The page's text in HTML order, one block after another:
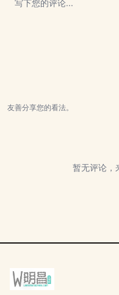
友善分享您的看法。
暂无评论，